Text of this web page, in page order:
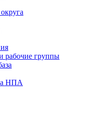
рабочие группы
НПА